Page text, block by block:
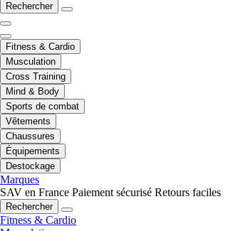
Rechercher
Fitness & Cardio
Musculation
Cross Training
Mind & Body
Sports de combat
Vêtements
Chaussures
Équipements
Destockage
Marques
SAV en France Paiement sécurisé Retours faciles
Rechercher
Fitness & Cardio